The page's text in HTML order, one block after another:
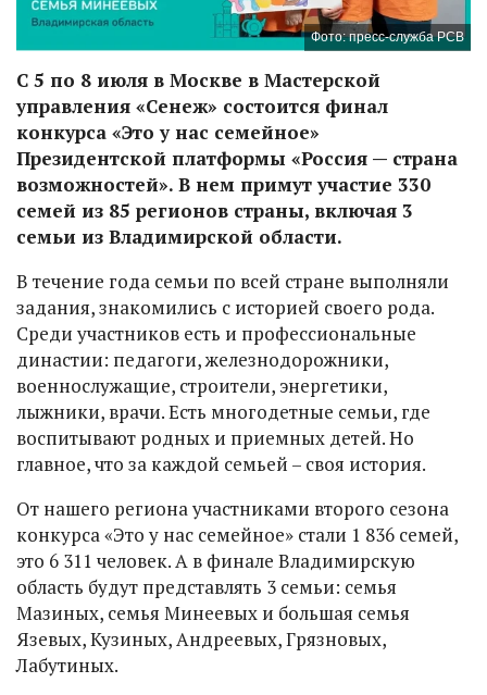
Фото: пресс-служба РСВ
С 5 по 8 июля в Москве в Мастерской
управления «Сенеж» состоится финал
конкурса «Это у нас семейное»
Президентской платформы «Россия — страна
возможностей». В нем примут участие 330
семей из 85 регионов страны, включая 3
семьи из Владимирской области.
В течение года семьи по всей стране выполняли
задания, знакомились с историей своего рода.
Среди участников есть и профессиональные
династии: педагоги, железнодорожники,
военнослужащие, строители, энергетики,
лыжники, врачи. Есть многодетные семьи, где
воспитывают родных и приемных детей. Но
главное, что за каждой семьей – своя история.
От нашего региона участниками второго сезона
конкурса «Это у нас семейное» стали 1 836 семей,
это 6 311 человек. А в финале Владимирскую
область будут представлять 3 семьи: семья
Мазиных, семья Минеевых и большая семья
Язевых, Кузиных, Андреевых, Грязновых,
Лабутиных.